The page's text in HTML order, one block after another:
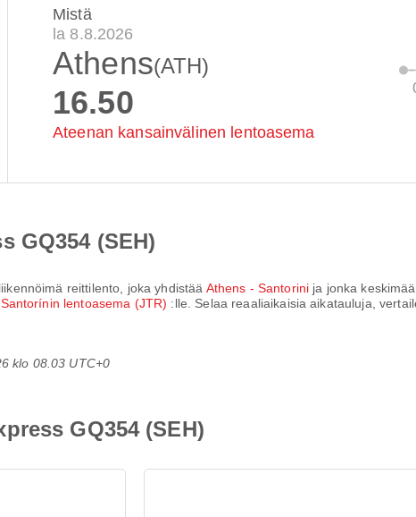
Mistä
la 8.8.2026
Athens(ATH)
16.50
Ateenan kansainvälinen lentoasema
GQ354 (SEH)
reittilento, joka yhdistää Athens - Santorini ja jonka
Santorínin lentoasema (JTR) :lle. Selaa reaaliaikaisia aikatauluja,
klo 08.03 UTC+0
GQ354 (SEH)